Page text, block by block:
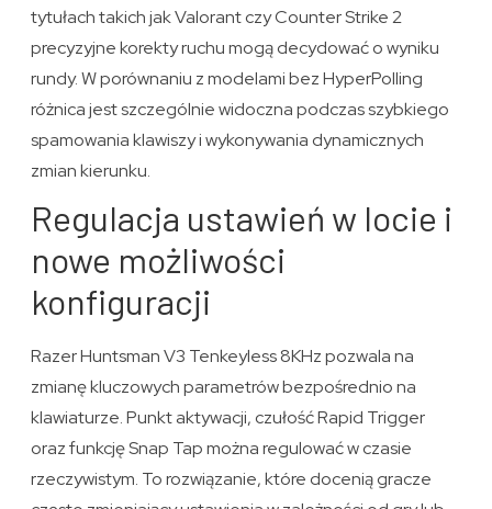
tytułach takich jak Valorant czy Counter Strike 2
precyzyjne korekty ruchu mogą decydować o wyniku
rundy. W porównaniu z modelami bez HyperPolling
różnica jest szczególnie widoczna podczas szybkiego
spamowania klawiszy i wykonywania dynamicznych
zmian kierunku.
Regulacja ustawień w locie i
nowe możliwości
konfiguracji
Razer Huntsman V3 Tenkeyless 8KHz pozwala na
zmianę kluczowych parametrów bezpośrednio na
klawiaturze. Punkt aktywacji, czułość Rapid Trigger
oraz funkcję Snap Tap można regulować w czasie
rzeczywistym. To rozwiązanie, które docenią gracze